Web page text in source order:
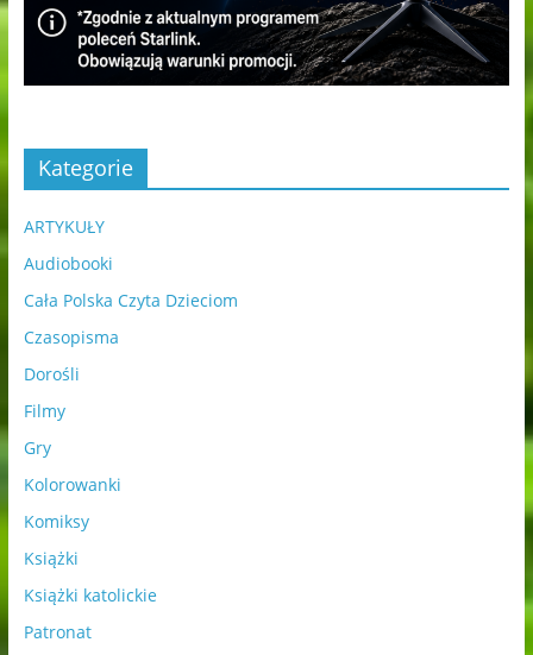
Kategorie
ARTYKUŁY
Audiobooki
Cała Polska Czyta Dzieciom
Czasopisma
Dorośli
Filmy
Gry
Kolorowanki
Komiksy
Książki
Książki katolickie
Patronat